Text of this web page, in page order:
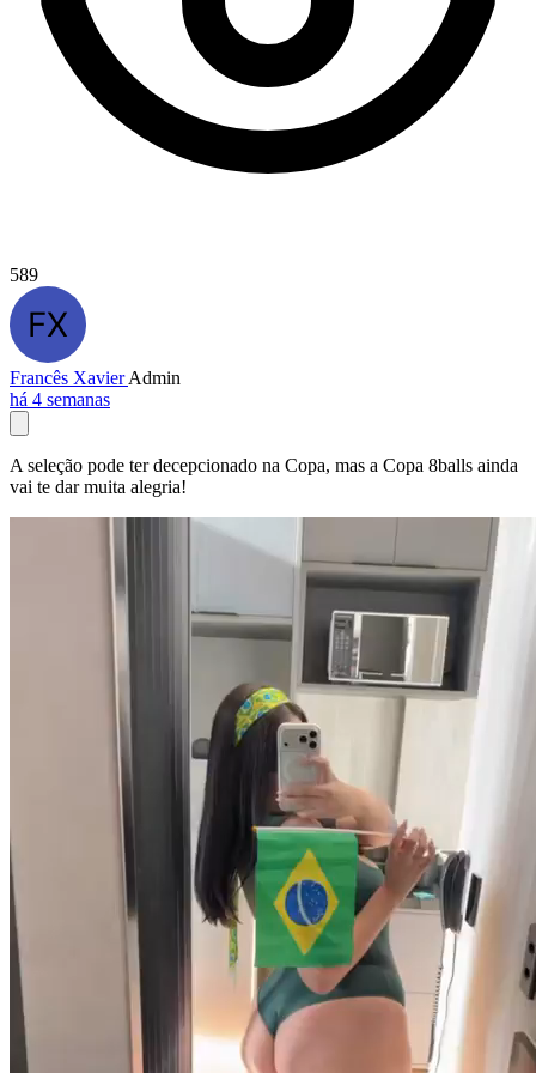
589
Francês XavierAdmin
há 4 semanas
A seleção pode ter decepcionado na Copa, mas a Copa 8balls ainda
vai te dar muita alegria!